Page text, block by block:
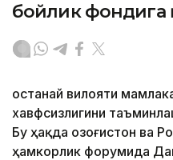
бойлик фондига
Қостанай вилояти
хавфсизлигини
Бу ҳақда Қозоғистон ва
ҳамкорлик форумида